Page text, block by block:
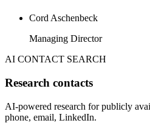
Cord Aschenbeck
Managing Director
AI CONTACT SEARCH
Research contacts
AI-powered research for publicly
phone, email, LinkedIn.